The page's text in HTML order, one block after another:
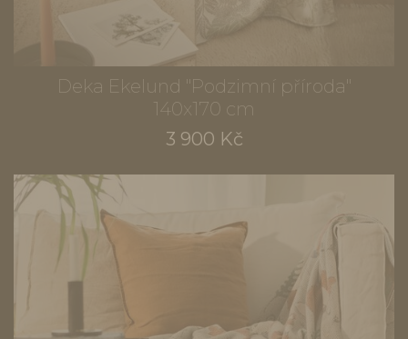
Deka Ekelund "Podzimní příroda"
140x170 cm
3 900 Kč